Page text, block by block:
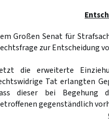
Großen Senat für
zur Entscheidung
die erweiterte
Tat erlangten
dieser bei Begehung
gegenständlich